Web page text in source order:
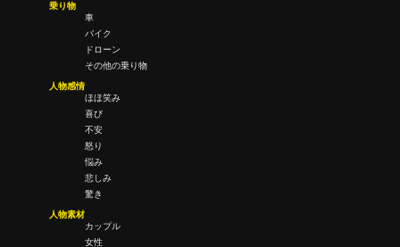
乗り物
車
バイク
ドローン
その他の乗り物
人物感情
ほほ笑み
喜び
不安
怒り
悩み
悲しみ
驚き
人物素材
カップル
女性